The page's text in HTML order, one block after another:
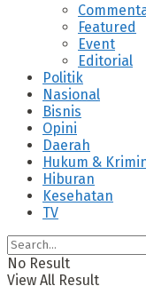
Featured
Event
Editorial
Politik
Nasional
Bisnis
Opini
Daerah
Hukum &
Hiburan
Kesehatan
TV
No Result
View All Result